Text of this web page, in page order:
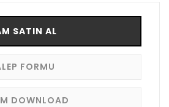
SATIN AL
FORMU
DOWNLOAD